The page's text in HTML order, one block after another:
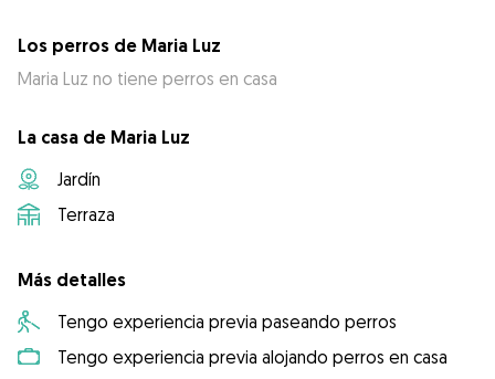
Los perros de Maria Luz
Maria Luz no tiene perros en casa
La casa de Maria Luz
Jardín
Terraza
Más detalles
Tengo experiencia previa paseando perros
Tengo experiencia previa alojando perros en casa